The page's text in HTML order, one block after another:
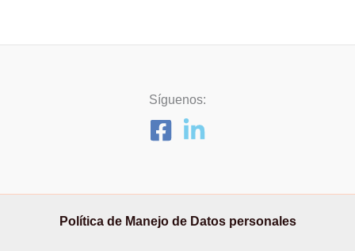
Síguenos:
Política de Manejo de Datos personales